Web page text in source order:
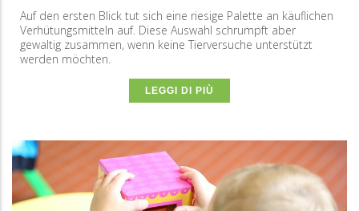
Auf den ersten Blick tut sich eine riesige Palette an käuflichen
Verhütungsmitteln auf. Diese Auswahl schrumpft aber
gewaltig zusammen, wenn keine Tierversuche unterstützt
werden möchten.
LEGGI DI PIÙ